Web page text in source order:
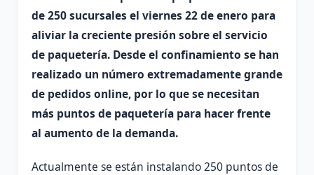
de 250 sucursales el viernes 22 de enero para
aliviar la creciente presión sobre el servicio
de paquetería. Desde el confinamiento se han
realizado un número extremadamente grande
de pedidos online, por lo que se necesitan
más puntos de paquetería para hacer frente
al aumento de la demanda.
Actualmente se están instalando 250 puntos de